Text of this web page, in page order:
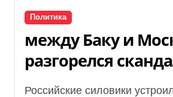
Политика
между Баку и
разгорелся
подробности
Российские силовики устроили рейд на